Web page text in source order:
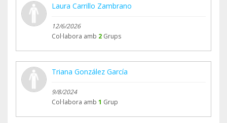
Laura Carrillo Zambrano
12/6/2026
Col·labora amb 2 Grups
Triana González García
9/8/2024
Col·labora amb 1 Grup